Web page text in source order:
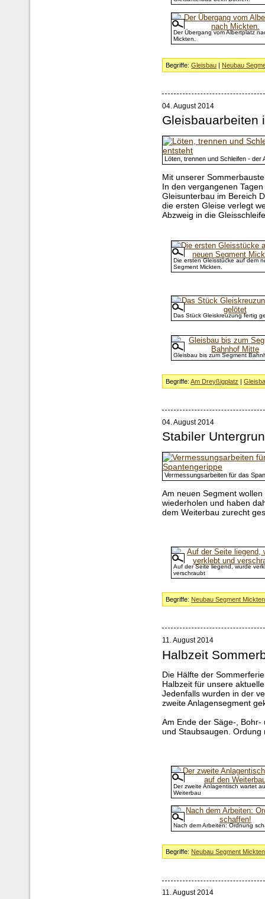
Der Übergang vom Albertplatz
Mickten.
Begriffe:Gleisbau | Neubau
04. August 2014
Gleisbauarbeiten
Löten, trennen und Schleifen - der
Mit unserer
In den vergangenen
Gleisunterbau im Bereich
die ersten Gleise verlegt
Abzweig in die
Die ersten Gleisstücke auf dem
Segment Mickten.
Das Stück Gleiskreuzung fertig
Gleisbau bis zum Segment
Begriffe:Am Dreyßigplatz |
04. August 2014
Stabiler
Vermessungsarbeiten für das
Am neuen Segment
wiederholen und haben
dem Weiterbau zurecht
Auf der Seite liegend, wurde
verschraubt
Begriffe: Neubau Segment Mickten
11. August 2014
Halbzeit
Die Hälfte der
Halbzeit für unsere
Jedenfalls wurden in der
zweite Anlagensegment
Am Ende der Säge-,
und Staubsaugen. Ordung
Der zweite Anlagentisch wartet
Weiterbau
Nach dem Arbeiten: Ordnung
Begriffe: Neubau Segment Mickten
11. August 2014